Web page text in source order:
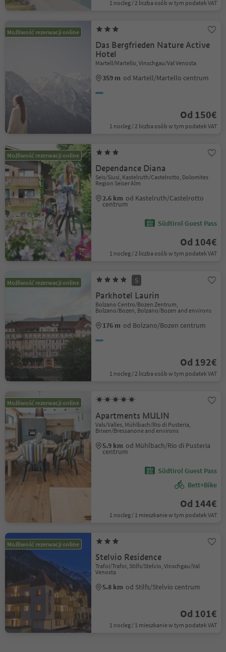
1 nocleg / 2 liczba osób w tym podatek VAT
Możliwość rezerwacji online
Das Bergfrieden Nature Active
Hotel
Martell/Martello, Vinschgau/Val Venosta
359 m od Martell/Martello centrum
Od 150€
1 nocleg / 2 liczba osób w tym podatek VAT
Możliwość rezerwacji online
Dependance Diana
Seis/Siusi, Kastelruth/Castelrotto, Dolomites
Region Seiser Alm
2.6 km od Kastelruth/Castelrotto
centrum
Südtirol Guest Pass
Od 104€
1 nocleg / 2 liczba osób w tym podatek VAT
Możliwość rezerwacji online S
Parkhotel Laurin
Bolzano Centro/Bozen Zentrum,
Bolzano/Bozen, Bolzano/Bozen and environs
176 m od Bolzano/Bozen centrum
Od 192€
1 nocleg / 2 liczba osób w tym podatek VAT
Możliwość rezerwacji online
Apartments MULIN
Vals/Valles, Mühlbach/Rio di Pusteria,
Brixen/Bressanone and environs
5.9 km od Mühlbach/Rio di Pusteria
centrum
Südtirol Guest Pass
Bett+Bike
Od 144€
1 nocleg / 1 mieszkanie w tym podatek VAT
Możliwość rezerwacji online
Stelvio Residence
Trafoi/Trafoi, Stilfs/Stelvio, Vinschgau/Val
Venosta
5.8 km od Stilfs/Stelvio centrum
Od 101€
1 nocleg / 1 mieszkanie w tym podatek VAT